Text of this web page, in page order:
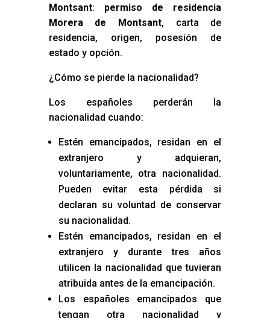
Montsant: permiso de residencia
Morera de Montsant, carta de
residencia, origen, posesión de
estado y opción.
¿Cómo se pierde la nacionalidad?
Los españoles perderán la
nacionalidad cuando:
Estén emancipados, residan en el
extranjero y adquieran,
voluntariamente, otra nacionalidad.
Pueden evitar esta pérdida si
declaran su voluntad de conservar
su nacionalidad.
Estén emancipados, residan en el
extranjero y durante tres años
utilicen la nacionalidad que tuvieran
atribuida antes de la emancipación.
Los españoles emancipados que
tengan otra nacionalidad y